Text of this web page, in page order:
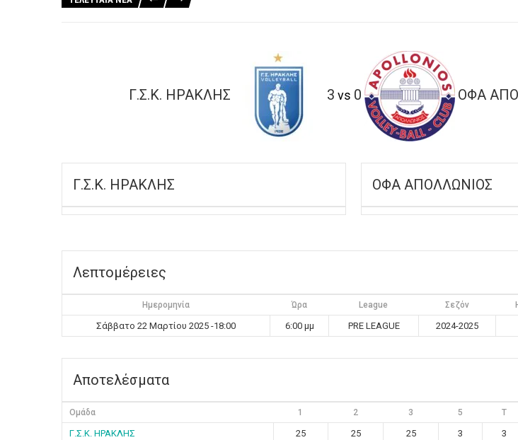
Γ.Σ.Κ. ΗΡΑΚΛΗΣ 3 vs 0 ΟΦΑ
Γ.Σ.Κ. ΗΡΑΚΛΗΣ ΟΦΑ ΑΠΟΛΛΩΝΙΟΣ
Λεπτομέρειες
Ημερομηνία Ώρα League Σεζόν
Σάββατο 22 Μαρτίου 2025 -18:00 6:00 μμ PRE LEAGUE 2024-2025
Αποτελέσματα
Ομάδα 1 2 3 5 T
Γ.Σ.Κ. ΗΡΑΚΛΗΣ 25 25 25 3 3